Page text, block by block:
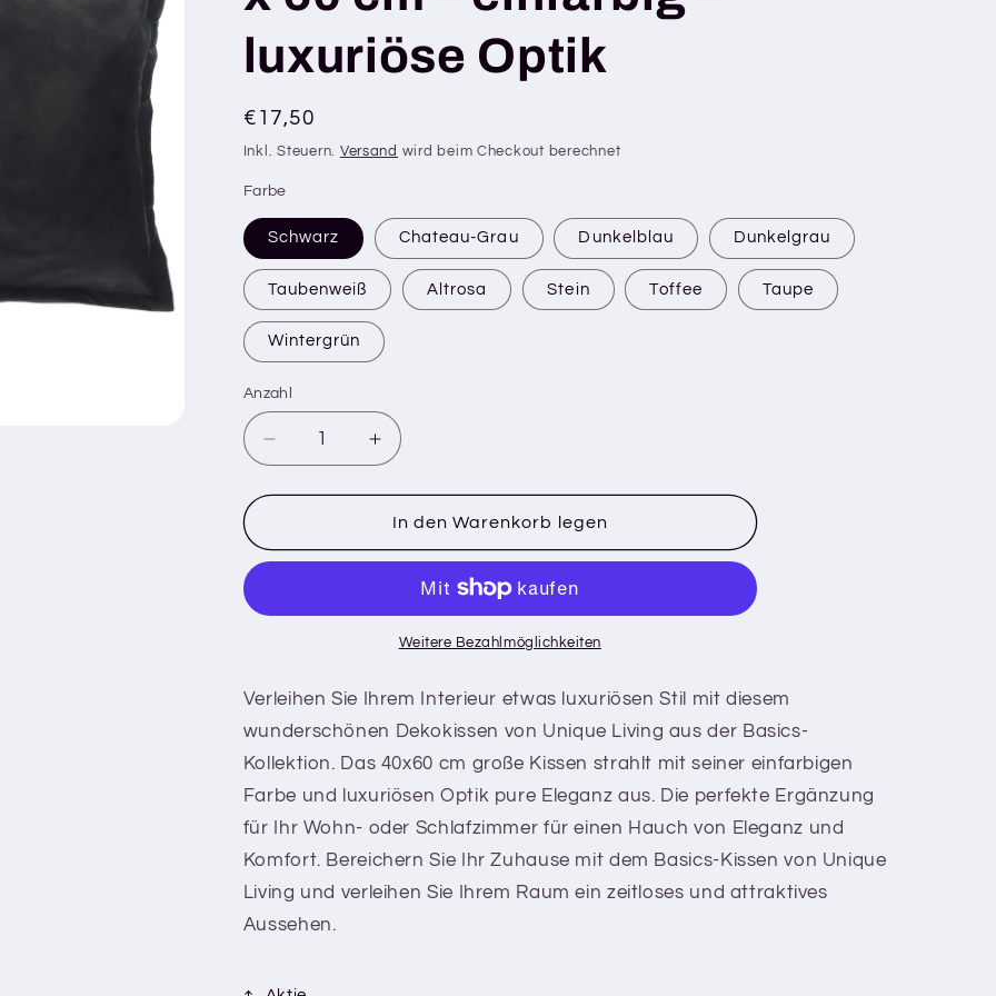
luxuriöse Optik
Normaler
Preis
€17,50
Inkl. Steuern. Versand wird beim Checkout berechnet
Farbe
Schwarz Chateau-Grau Dunkelblau Dunkelgrau
Taubenweiß Altrosa Stein Toffee Taupe
Wintergrün
Anzahl
Verringere
die
Menge
BASICS
–
60
–
einfarbig
–
luxuriöse
Optik
Erhöhe
die
Menge
für
BASICS
Dekokissen
–
60
–
einfarbig
–
luxuriöse
Optik
In den Warenkorb legen
Weitere Bezahlmöglichkeiten
Verleihen Sie Ihrem Interieur etwas luxuriösen Stil mit diesem
wunderschönen Dekokissen von Unique Living aus der Basics-
Kollektion. Das 40x60 cm große Kissen strahlt mit seiner einfarbigen
Farbe und luxuriösen Optik pure Eleganz aus. Die perfekte Ergänzung
für Ihr Wohn- oder Schlafzimmer für einen Hauch von Eleganz und
Komfort. Bereichern Sie Ihr Zuhause mit dem Basics-Kissen von Unique
Living und verleihen Sie Ihrem Raum ein zeitloses und attraktives
Aussehen.